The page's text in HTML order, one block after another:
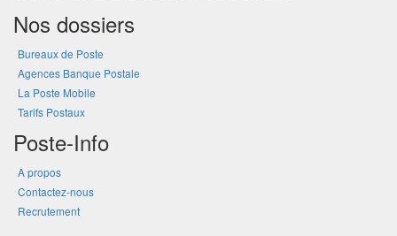
Nos dossiers
Bureaux de Poste
Agences Banque Postale
La Poste Mobile
Tarifs Postaux
Poste-Info
A propos
Contactez-nous
Recrutement